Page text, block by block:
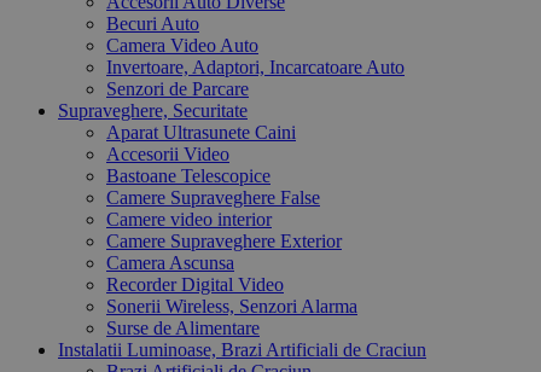
Becuri Auto
Camera Video Auto
Invertoare, Adaptori, Incarcatoare Auto
Senzori de Parcare
Supraveghere, Securitate
Aparat Ultrasunete Caini
Accesorii Video
Bastoane Telescopice
Camere Supraveghere False
Camere video interior
Camere Supraveghere Exterior
Camera Ascunsa
Recorder Digital Video
Sonerii Wireless, Senzori Alarma
Surse de Alimentare
Instalatii Luminoase, Brazi Artificiali de Craciun